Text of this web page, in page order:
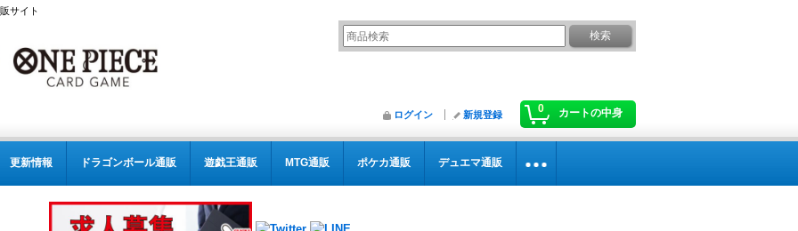
サイト
0 カートの中身
ログイン 新規登録
更新情報 ドラゴンボール通販 遊戯王通販 MTG通販 ポケカ通販 デュエマ通販